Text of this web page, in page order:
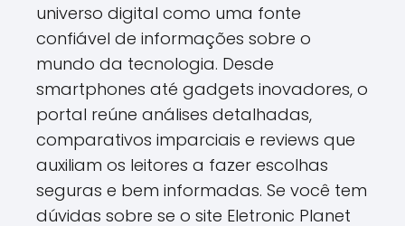
universo digital como uma fonte
confiável de informações sobre o
mundo da tecnologia. Desde
smartphones até gadgets inovadores, o
portal reúne análises detalhadas,
comparativos imparciais e reviews que
auxiliam os leitores a fazer escolhas
seguras e bem informadas. Se você tem
dúvidas sobre se o site Eletronic Planet